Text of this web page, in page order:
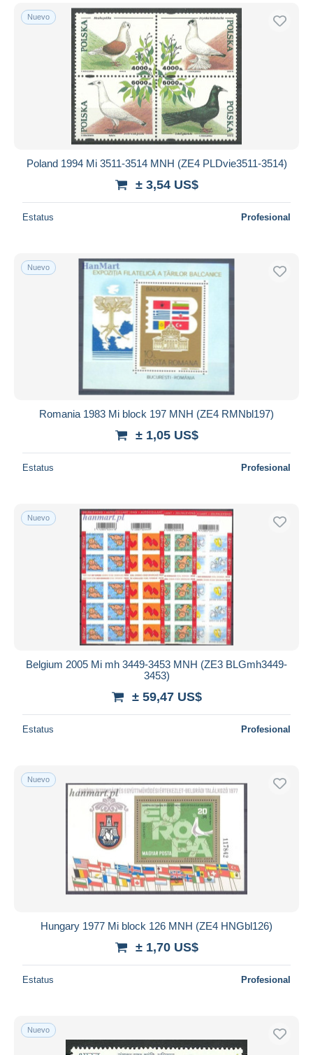
Nuevo
Poland 1994 Mi 3511-3514 MNH (ZE4 PLDvie3511-3514)
± 3,54 US$
Estatus Profesional
Nuevo
Romania 1983 Mi block 197 MNH (ZE4 RMNbl197)
± 1,05 US$
Estatus Profesional
Nuevo
Belgium 2005 Mi mh 3449-3453 MNH (ZE3 BLGmh3449-
3453)
± 59,47 US$
Estatus Profesional
Nuevo
Hungary 1977 Mi block 126 MNH (ZE4 HNGbl126)
± 1,70 US$
Estatus Profesional
Nuevo